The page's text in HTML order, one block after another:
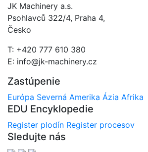
JK Machinery a.s.
Psohlavců 322/4, Praha 4,
Česko
T: +420 777 610 380
E: info@jk-machinery.cz
Zastúpenie
Európa Severná Amerika Ázia Afrika
EDU Encyklopedie
Register plodín Register procesov
Sledujte nás